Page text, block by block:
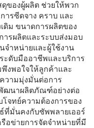
ของผู้ผลิต ช่วยให้พวก
รซีดจาง คราบ และ
ดิม ขนาดการผลิตของ
ารผลิตและระบบส่งมอบ
จำหน่ายและผู้ใช้งาน
ะดับมืออาชีพและบริการ
งพอใจให้ลูกค้าและ
วามมุ่งมั่นต่อการ
ฒนาผลิตภัณฑ์อย่างต่อ
จทย์ความต้องการของ
ที่มั่นคงกับซัพพลายเออร์
อข่ายการจัดจำหน่ายที่มี